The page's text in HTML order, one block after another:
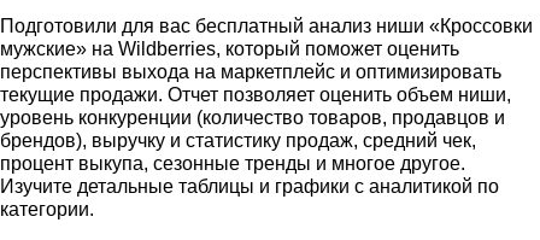
Подготовили для вас бесплатный анализ ниши «Кроссовки
мужские» на Wildberries, который поможет оценить
перспективы выхода на маркетплейс и оптимизировать
текущие продажи. Отчет позволяет оценить объем ниши,
уровень конкуренции (количество товаров, продавцов и
брендов), выручку и статистику продаж, средний чек,
процент выкупа, сезонные тренды и многое другое.
Изучите детальные таблицы и графики с аналитикой по
категории.